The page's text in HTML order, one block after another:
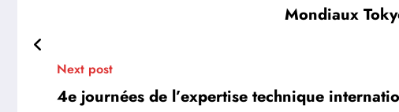
Mondiaux
Next post
4e journées de l’expertise technique